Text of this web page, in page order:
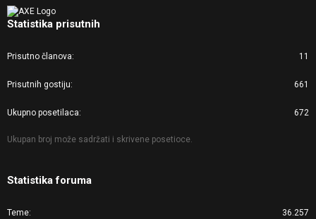
Statistika prisutnih
Prisutno članova 11
Prisutnih gostiju 661
Ukupno posetilaca 672
Ukupan broj može sadržati i skrivene posetioce.
Statistika foruma
Teme 36.257